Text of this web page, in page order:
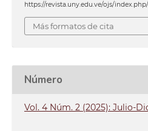
https://revista.uny.edu.ve/ojs/
Más formatos de cita
Número
Vol. 4 Núm. 2 (2025): Julio-